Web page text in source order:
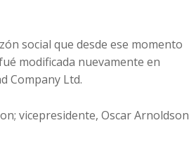
social que desde ese momento
modificada nuevamente en
Company Ltd.
vicepresidente, Oscar Arnoldson